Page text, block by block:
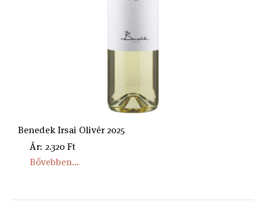
Benedek Irsai Olivér 2025
Ár: 2.320 Ft
Bővebben...